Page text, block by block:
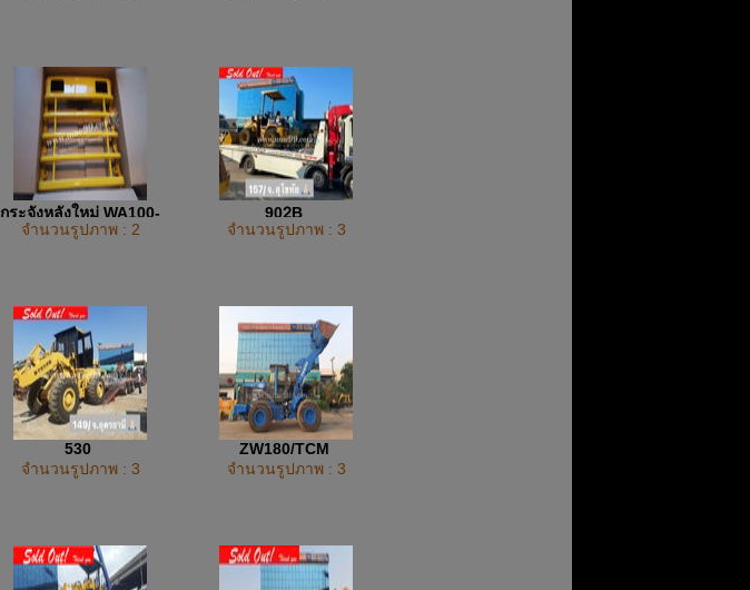
กระจังหลังใหม่ WA100-
WA200
จำนวนรูปภาพ : 2
902ฺB
จำนวนรูปภาพ : 3
530
จำนวนรูปภาพ : 3
ZW180/TCM
จำนวนรูปภาพ : 3